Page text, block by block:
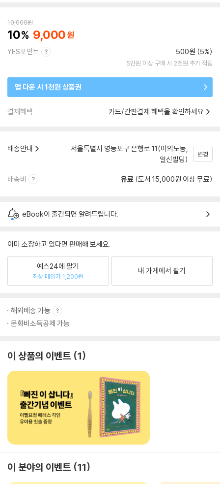
10,000원
10 9,000
YES포인트 500원 (5%)
5만원 이상 구매 시 2천원 추가 적립
앱 다운 시 1천원 상품권
결제혜택 카드/간편결제 혜택을 확인하세요
배송안내
서울특별시 영등포구 은행로 11(여의도동,
일신빌딩)
변경
배송비 유료 (도서 15,000원 이상 무료)
eBook이 출간되면 알려드립니다.
이미 소장하고 있다면 판매해 보세요.
예스24에 팔기
최상 매입가 1,200원
내 가게에서 팔기
해외배송 가능
문화비소득공제 가능
이 상품의 이벤트 1
이 분야의 이벤트 11